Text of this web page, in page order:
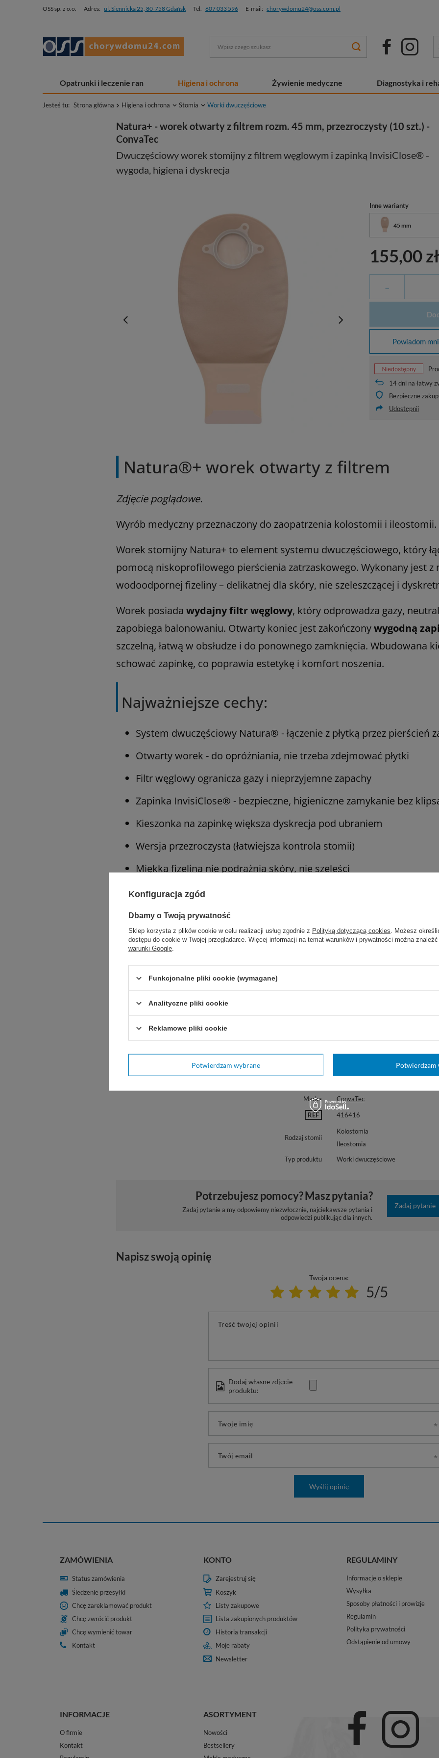
OSS sp. z o.o. Adres: ul. Siennicka 25, 80-758 Gdańsk Tel. 607 033 596 E-mail: chorywdomu24@oss.com.pl
Opatrunki i leczenie ran Higiena i ochrona Żywienie medyczne Diagnostyka i
Jesteś tu: Strona główna Higiena i ochrona Stomia Worki dwuczęściowe
Natura+ - worek otwarty z filtrem rozm. 45 mm, przezroczysty (10 szt.) -
ConvaTec
Dwuczęściowy worek stomijny z filtrem węglowym i zapinką InvisiClose® -
wygoda, higiena i dyskrecja
Inne warianty
45 mm
155,00 zł
-
Powiadom
14dni na łatwy
Bezpieczne
Udostępnij
Natura®+ worek otwarty z filtrem
Zdjęcie poglądowe.
Wyrób medyczny przeznaczony do zaopatrzenia kolostomii i ileostomii.
Worek stomijny Natura+ to element systemu dwuczęściowego, który
pomocą niskoprofilowego pierścienia zatrzaskowego. Wykonany jest z
wodoodpornej fizeliny – delikatnej dla skóry, nie szeleszczącej i
Worek posiada wydajny filtr węglowy, który odprowadza gazy,
zapobiega balonowaniu. Otwarty koniec jest zakończonywygodną
szczelną, łatwą w obsłudze i do ponownego zamknięcia. Wbudowana
schować zapinkę, co poprawia estetykę i komfort noszenia.
Najważniejsze cechy:
System dwuczęściowy Natura® - łączenie z płytką przez pierścień
Otwarty worek - do opróżniania, nie trzeba zdejmować płytki
Filtr węglowy ogranicza gazy i nieprzyjemne zapachy
Zapinka InvisiClose® - bezpieczne, higieniczne zamykanie bez
Kieszonka na zapinkę większa dyskrecja pod ubraniem
Wersja przezroczysta (łatwiejsza kontrola stomii)
Miękka fizelina nie podrażnia skóry, nie szeleści
Przeznaczony do kolostomii i ileostomii
W opakowaniu: 10 sztuk
Jak stosować?:
Połącz worek z płytką stomijną Natura®, dociśnij do zatrzaśnięcia
Po napełnieniu otwórz zapinkę InvisiClose®, opróżnij worek do
Dokładnie oczyść zapinkę, zamknij i schowaj do kieszonki.
Worek można wymienić bez odklejania płytki, gdy jest pełny lub
Marka ConvaTec
REF 416416
Rodzaj stomii
Kolostomia
Ileostomia
Typ produktu
Worki dwuczęściowe
Potrzebujesz pomocy? Masz pytania?
Zadaj pytanie a my odpowiemy niezwłocznie, najciekawsze pytania i
odpowiedzi publikując dla innych.
Zadaj pytanie
Napisz swoją opinię
Twoja ocena:
5/5
Treść twojej opinii
Dodaj własne zdjęcie
produktu:
Twoje imię
Twój email
Wyślij opinię
ZAMÓWIENIA
Status zamówienia
Śledzenie przesyłki
Chcę zareklamować produkt
Chcę zwrócić produkt
Chcę wymienić towar
Kontakt
KONTO
Zarejestruj się
Koszyk
Listy zakupowe
Lista zakupionych produktów
Historia transakcji
Moje rabaty
Newsletter
REGULAMINY
Informacje o sklepie
Wysyłka
Sposoby płatności i prowizje
Regulamin
Polityka prywatności
Odstąpienie od umowy
INFORMACJE
O firmie
Kontakt
ASORTYMENT
Nowości
Bestsellery
Konfiguracja zgód
Dbamy o Twoją prywatność
Sklep korzysta z plików cookie w celu realizacji usług zgodnie z Polityką dotyczącą cookies . Możesz
dostępu do cookie w Twojej przeglądarce. Więcej informacji na temat warunków i prywatności można
warunki Google
Funkcjonalne pliki cookie (wymagane)
Analityczne pliki cookie
Reklamowe pliki cookie
Potwierdzam wybrane Potwierdzam